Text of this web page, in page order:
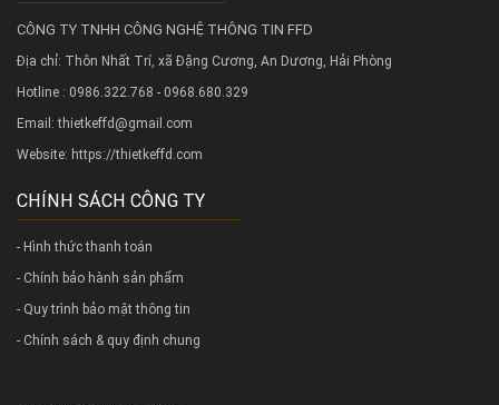
CÔNG TY TNHH CÔNG NGHỆ THÔNG TIN FFD
Địa chỉ: Thôn Nhất Trí, xã Đặng Cương, An Dương, Hải Phòng
Hotline : 0986.322.768 - 0968.680.329
Email: thietkeffd@gmail.com
Website: https://thietkeffd.com
CHÍNH SÁCH CÔNG TY
- Hình thức thanh toán
- Chính bảo hành sản phẩm
- Quy trình bảo mật thông tin
- Chính sách & quy định chung